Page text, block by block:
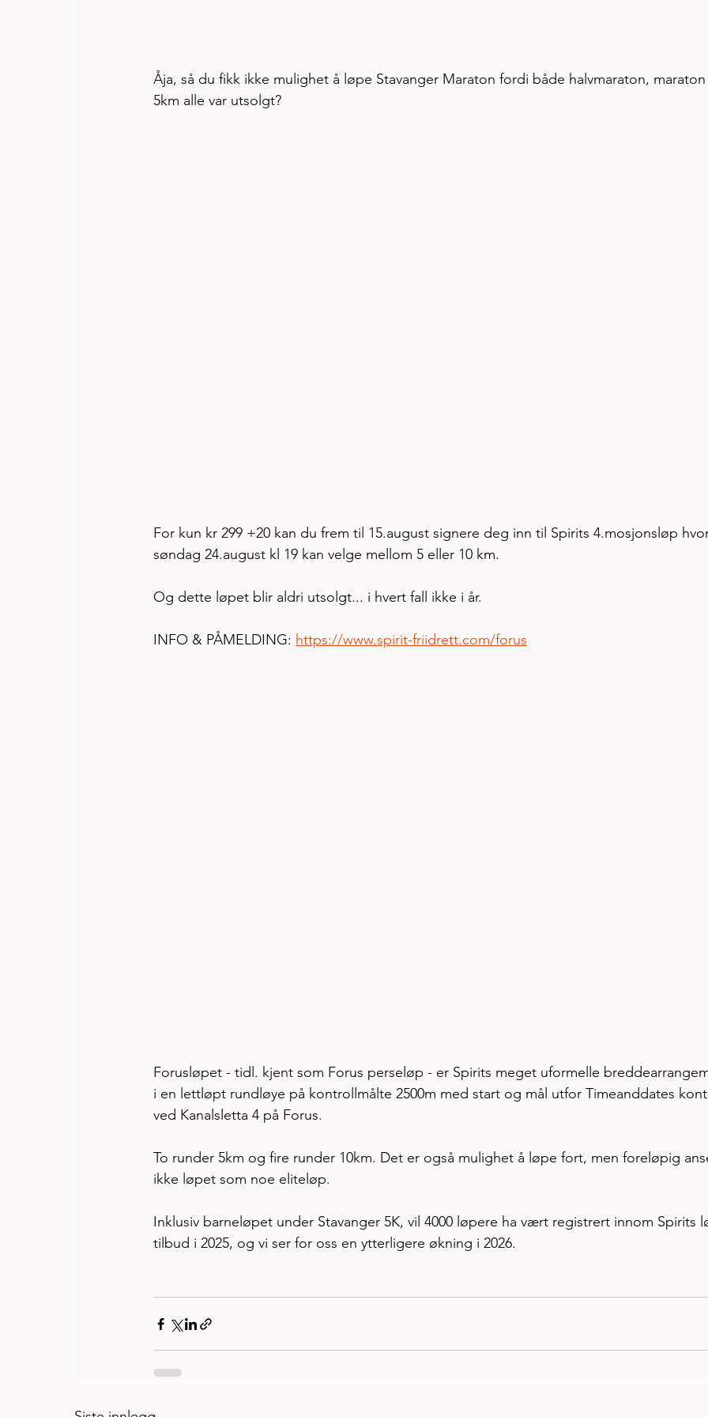
Åja, så du fikk ikke mulighet å løpe Stavanger Maraton fordi både halvmaraton,
5km alle var utsolgt?
For kun kr 299 +20 kan du frem til 15.august signere deg inn til Spirits 4.mosjonsløp
søndag 24.august kl 19 kan velge mellom 5 eller 10 km.
Og dette løpet blir aldri utsolgt... i hvert fall ikke i år.
INFO & PÅMELDING: https://www.spirit-friidrett.com/forus
Forusløpet - tidl. kjent som Forus perseløp - er Spirits meget uformelle
i en lettløpt rundløye på kontrollmålte 2500m med start og mål utfor Timeanddates
ved Kanalsletta 4 på Forus.
To runder 5km og fire runder 10km. Det er også mulighet å løpe fort, men foreløpig
ikke løpet som noe eliteløp.
Inklusiv barneløpet under Stavanger 5K, vil 4000 løpere ha vært registrert innom Spirits
tilbud i 2025, og vi ser for oss en ytterligere økning i 2026.